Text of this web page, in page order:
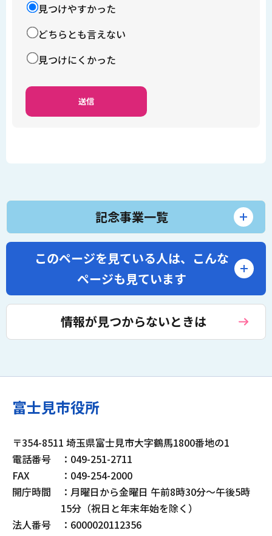
見つけやすかった
どちらとも言えない
見つけにくかった
記念事業一覧
このページを見ている人は、 こんな
ページも見ています
情報が見つからないときは
富士見市役所
〒354-8511 埼玉県富士見市大字鶴馬1800番地の1
電話番号
：049-251-2711
FAX
：049-254-2000
開庁時間
：月曜日から金曜日 午前8時30分～午後5時
15分（祝日と年末年始を除く）
法人番号
：6000020112356